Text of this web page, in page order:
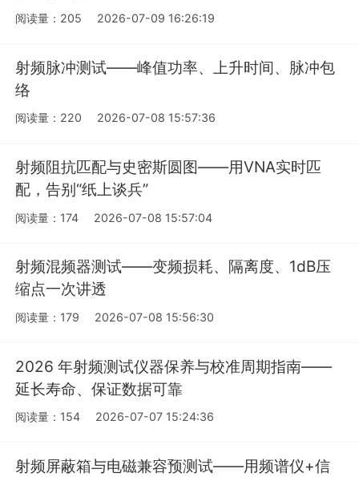
阅读量：205 2026-07-09 16:26:19
射频脉冲测试——峰值功率、上升时间、脉冲包
络
阅读量：220 2026-07-08 15:57:36
射频阻抗匹配与史密斯圆图——用VNA实时匹
配，告别“纸上谈兵”
阅读量：174 2026-07-08 15:57:04
射频混频器测试——变频损耗、隔离度、1dB压
缩点一次讲透
阅读量：179 2026-07-08 15:56:30
2026 年射频测试仪器保养与校准周期指南——
延长寿命、保证数据可靠
阅读量：154 2026-07-07 15:24:36
射频屏蔽箱与电磁兼容预测试——用频谱仪+信